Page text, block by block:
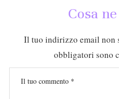
Cosa
Il tuo indirizzo email non
obbligatori sono